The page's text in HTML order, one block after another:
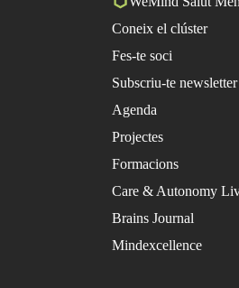
Coneix el clúster
Fes-te soci
Subscriu-te newsletter
Agenda
Projectes
Formacions
Care & Autonomy
Brains Journal
Mindexcellence